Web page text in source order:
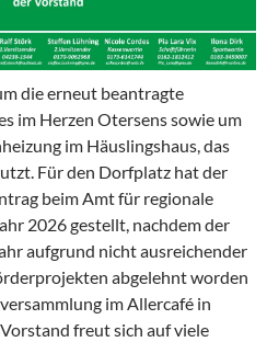
die erneut beantragte
im Herzen Otersens sowie um
im Häuslingshaus, das
Für den Dorfplatz hat der
beim Amt für regionale
2026 gestellt, nachdem der
aufgrund nicht ausreichender
abgelehnt worden
im Allercafé in
freut sich auf viele